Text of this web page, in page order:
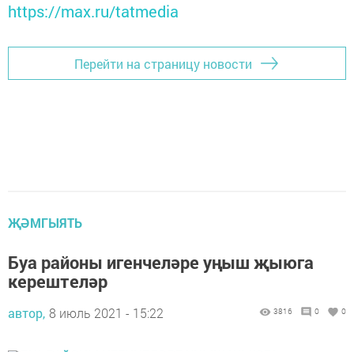
https://max.ru/tatmedia
Перейти на страницу новости
ҖӘМГЫЯТЬ
Буа районы игенчеләре уңыш җыюга
керештеләр
автор, 8 июль 2021 - 15:22 3816 0 0